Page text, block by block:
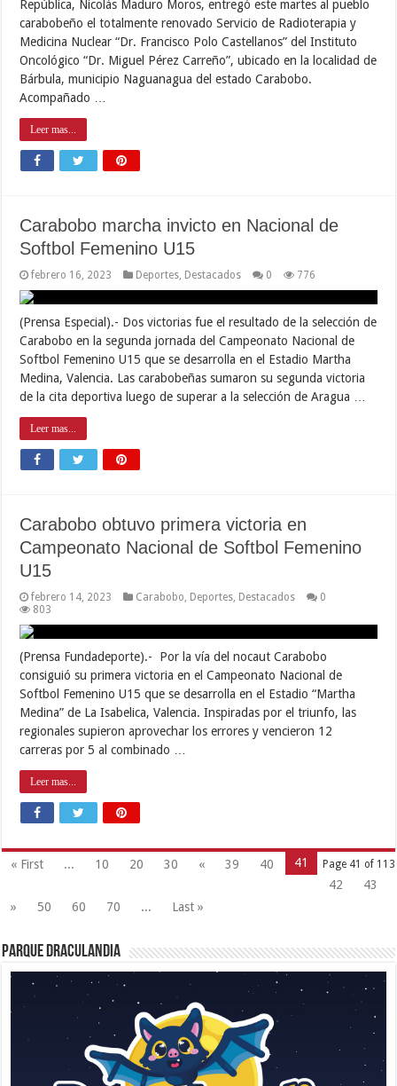
República, Nicolás Maduro Moros, entregó este martes al pueblo
carabobeño el totalmente renovado Servicio de Radioterapia y
Medicina Nuclear “Dr. Francisco Polo Castellanos” del Instituto
Oncológico “Dr. Miguel Pérez Carreño”, ubicado en la localidad de
Bárbula, municipio Naguanagua del estado Carabobo.
Acompañado …
Leer mas...
Carabobo marcha invicto en Nacional de
Softbol Femenino U15
febrero 16, 2023 Deportes Destacados 0 776
(Prensa Especial).- Dos victorias fue el resultado de la selección de
Carabobo en la segunda jornada del Campeonato Nacional de
Softbol Femenino U15 que se desarrolla en el Estadio Martha
Medina, Valencia. Las carabobeñas sumaron su segunda victoria
de la cita deportiva luego de superar a la selección de Aragua …
Leer mas...
Carabobo obtuvo primera victoria en
Campeonato Nacional de Softbol Femenino
U15
febrero 14, 2023 Carabobo Deportes Destacados
0
803
(Prensa Fundadeporte).- Por la vía del nocaut Carabobo
consiguió su primera victoria en el Campeonato Nacional de
Softbol Femenino U15 que se desarrolla en el Estadio “Martha
Medina” de La Isabelica, Valencia. Inspiradas por el triunfo, las
regionales supieron aprovechar los errores y vencieron 12
carreras por 5 al combinado …
Leer mas...
Page 41 of 113
« First ... 10 20 30 « 39 40
41
42
43
»
50 60 70 ... Last »
Parque Draculandia